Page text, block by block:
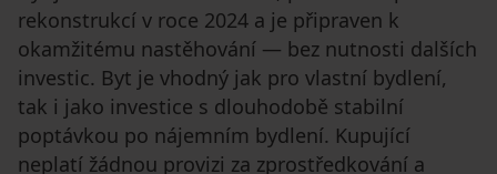
rekonstrukcí v roce 2024 a je připraven k
okamžitému nastěhování — bez nutnosti dalších
investic. Byt je vhodný jak pro vlastní bydlení,
tak i jako investice s dlouhodobě stabilní
poptávkou po nájemním bydlení. Kupující
neplatí žádnou provizi za zprostředkování a